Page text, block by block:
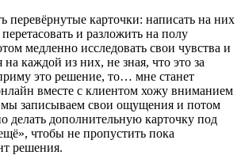
перевёрнутые карточки: написать на них
и разложить на полу
медленно исследовать свои чувства и
каждой из них, не зная, что это за
это решение, то… мне станет
вместе с клиентом хожу вниманием
мы записываем свои ощущения и потом
делать дополнительную карточку под
чтобы не пропустить пока
решения.